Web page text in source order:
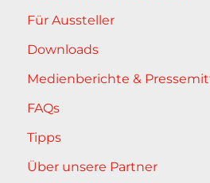
Für Aussteller
Downloads
Medienberichte &
FAQs
Tipps
Über unsere Partner